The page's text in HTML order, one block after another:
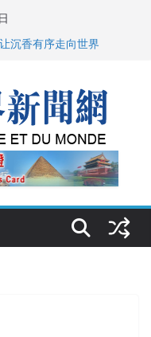
沉香有序走向世界
：加拿大茶艺师邓岚月